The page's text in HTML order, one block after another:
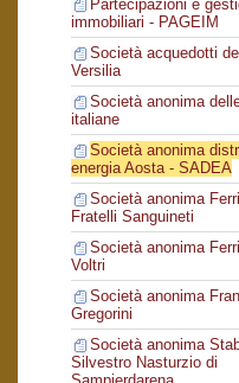
Partecipazioni e
immobiliari - PAGEIM
Società acquedotti
Versilia
Società anonima
italiane
Società anonima
energia Aosta - SADEA
Società anonima
Fratelli Sanguineti
Società anonima
Voltri
Società anonima
Gregorini
Società anonima
Silvestro Nasturzio di